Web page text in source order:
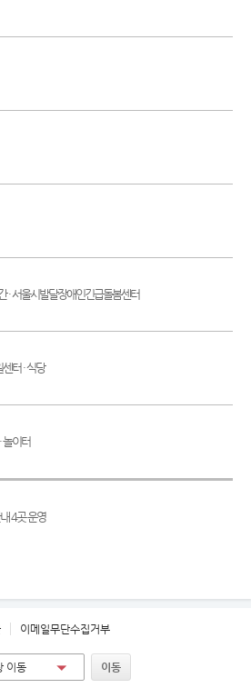
· 서울시발달장애인긴급돌봄센터
터 · 식당
놀이터
4곳 운영
이메일무단수집거부
이동 이동